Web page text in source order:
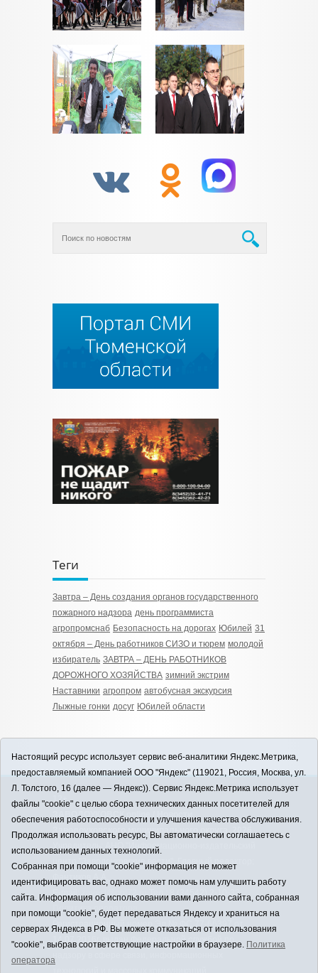
Теги
Завтра – День создания органов государственного
пожарного надзора день программиста
агропромснаб Безопасность на дорогах Юбилей 31
октября – День работников СИЗО и тюрем молодой
избиратель ЗАВТРА – ДЕНЬ РАБОТНИКОВ
ДОРОЖНОГО ХОЗЯЙСТВА зимний экстрим
Наставники агропром автобусная экскурсия
Лыжные гонки досуг Юбилей области
12+
ЗАВОДОУКОВСК online / Новости
Заводоуковского муниципального округа, 2026
Учредитель: АНО "Информационно-издательский
центр "Заводоуковские вести". Главный редактор:
E-mail:
zavest@obl72.ru
Тел.: 8 (34542) 2-10-33
Политика оператора
Регистрационный номер Эл № ФС 77-66397 от
14.07.2016г. выдан Федеральной службой по
Настоящий ресурс использует сервис веб-аналитики Яндекс.Метрика,
предоставляемый компанией ООО "Яндекс" (119021, Россия, Москва, ул.
Л. Толстого, 16 (далее — Яндекс)). Сервис Яндекс.Метрика использует
файлы "cookie" с целью сбора технических данных посетителей для
обеспечения работоспособности и улучшения качества обслуживания.
Продолжая использовать ресурс, Вы автоматически соглашаетесь с
использованием данных технологий.
Собранная при помощи "cookie" информация не может
идентифицировать вас, однако может помочь нам улучшить работу
сайта. Информация об использовании вами данного сайта, собранная
при помощи "cookie", будет передаваться Яндексу и храниться на
серверах Яндекса в РФ. Вы можете отказаться от использования
"cookie", выбрав соответствующие настройки в браузере. Политика
оператора